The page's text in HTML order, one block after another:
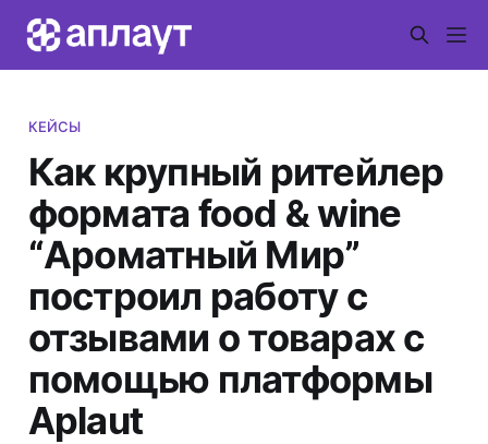
КЕЙСЫ
Как крупный ритейлер
формата food & wine
“Ароматный Мир”
построил работу с
отзывами о товарах с
помощью платформы
Aplaut